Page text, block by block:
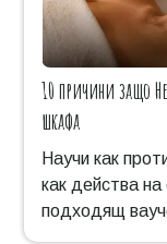
10 причини защо
шкафа
Научи как
как действа
подходящ